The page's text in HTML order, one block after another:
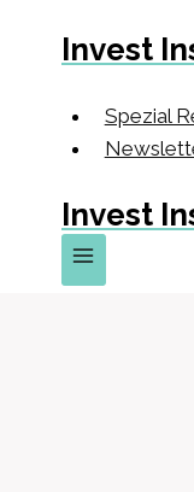
Invest
Spezial
Invest